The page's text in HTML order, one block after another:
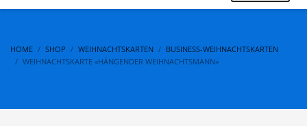
HOME SHOP WEIHNACHTSKARTEN
BUSINESS-WEIHNACHTSKARTEN
WEIHNACHTSKARTE «HÄNGENDER WEIHNACHTSMANN»